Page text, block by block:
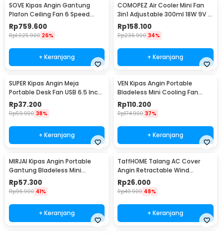
SOVE Kipas Angin Gantung
Plafon Ceiling Fan 6 Speed
Reversible 52 Inch - FS2007
Rp759.600
Rp1.025.900 26%
+ Keranjang
COMOPEZ Air Cooler Mini Fan
3in1 Adjustable 300ml 18W 9V -
YY-01
Rp158.100
Rp236.900 34%
+ Keranjang
SUPER Kipas Angin Meja
Portable Desk Fan USB 6.5 Inch
4.5W - A8
Rp37.200
Rp59.900 38%
+ Keranjang
VEN Kipas Angin Portable
Bladeless Mini Cooling Fan
Power Bank 3000mAh - 348
Rp110.200
Rp174.900 37%
+ Keranjang
MIRJAI Kipas Angin Portable
Gantung Bladeless Mini
Cooling Fan 1200mAh - 6171
Rp57.300
Rp96.900 41%
+ Keranjang
TaffHOME Talang AC Cover
Angin Retractable Wind
Deflector - W92
Rp26.000
Rp49.900 48%
+ Keranjang